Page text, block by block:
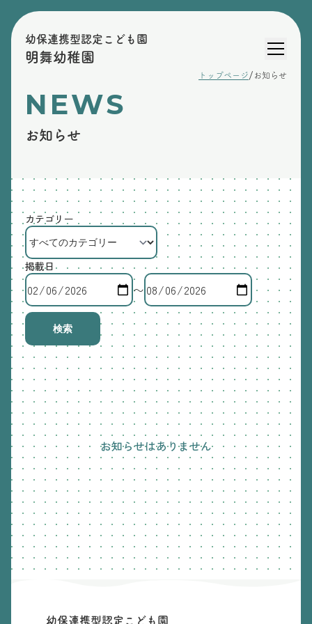
幼保連携型認定こども園
明舞幼稚園
トップページ/ お知らせ
NEWS
お知らせ
カテゴリー
掲載日
〜
検索
お知らせはありません
幼保連携型認定こども園